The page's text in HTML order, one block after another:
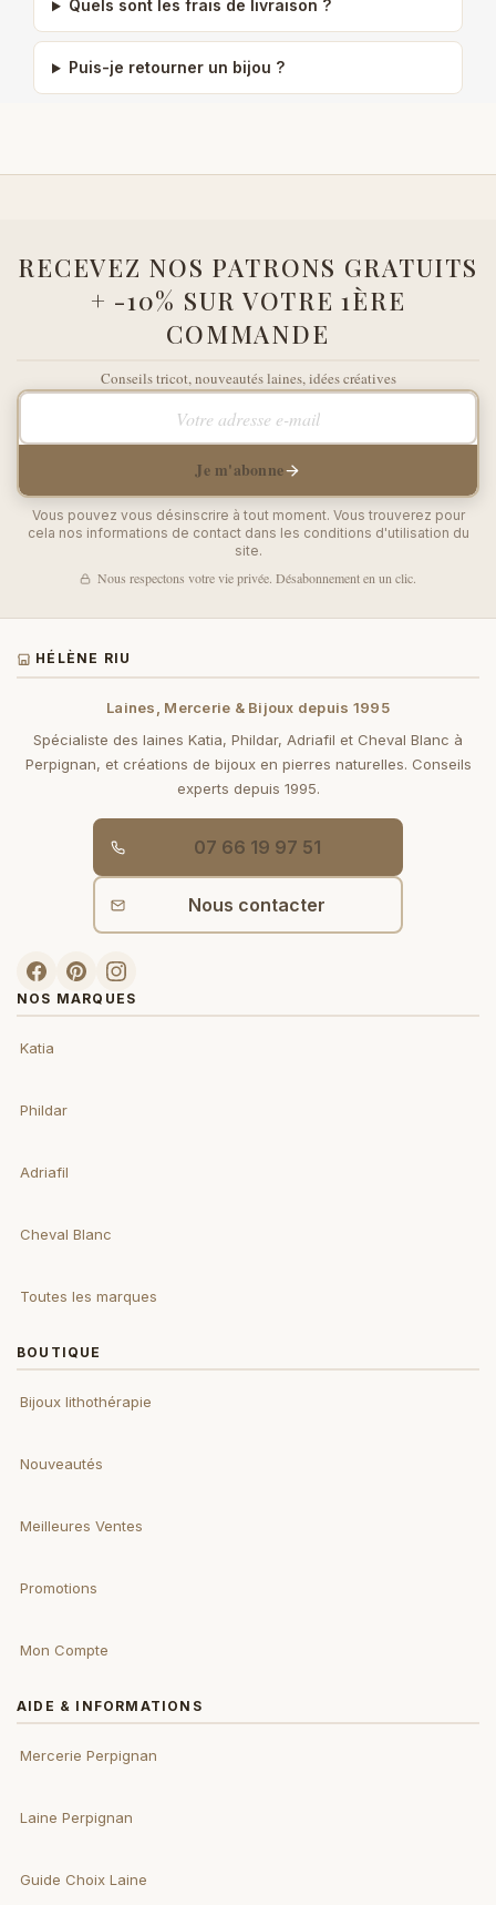
Quels sont les frais de livraison ?
Puis-je retourner un bijou ?
RECEVEZ NOS PATRONS GRATUITS
+ -10% SUR VOTRE 1ÈRE
COMMANDE
Conseils tricot, nouveautés laines, idées créatives
Votre adresse e-mail
Je m'abonne
Vous pouvez vous désinscrire à tout moment. Vous trouverez pour
cela nos informations de contact dans les conditions d'utilisation du
site.
Nous respectons votre vie privée. Désabonnement en un clic.
HÉLÈNE RIU
Laines, Mercerie & Bijoux depuis 1995
Spécialiste des laines Katia, Phildar, Adriafil et Cheval Blanc à
Perpignan, et créations de bijoux en pierres naturelles. Conseils
experts depuis 1995.
07 66 19 97 51
Nous contacter
NOS MARQUES
Katia
Phildar
Adriafil
Cheval Blanc
Toutes les marques
BOUTIQUE
Bijoux lithothérapie
Nouveautés
Meilleures Ventes
Promotions
Mon Compte
AIDE & INFORMATIONS
Mercerie Perpignan
Laine Perpignan
Guide Choix Laine